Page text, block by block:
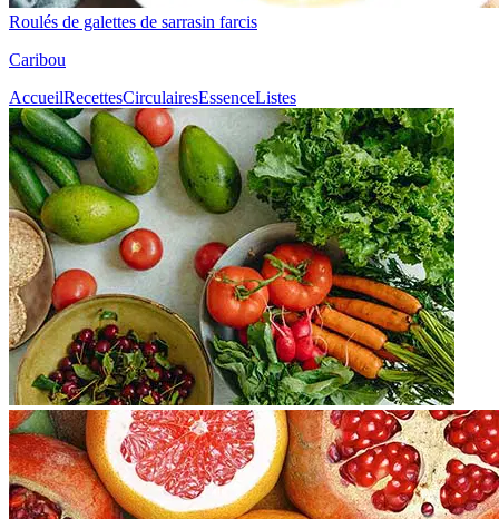
Roulés de galettes de sarrasin farcis
Caribou
AccueilRecettesCirculairesEssenceListes